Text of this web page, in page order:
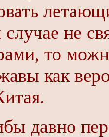
не
то
как
давно